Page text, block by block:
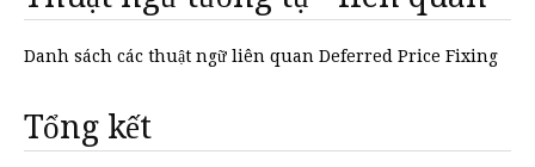
Danh sách các thuật ngữ liên quan Deferred Price Fixing
Tổng kết